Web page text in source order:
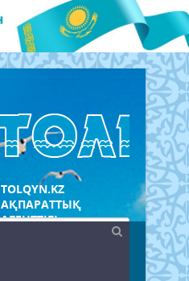
TOLQYN.KZ
АҚПАРАТТЫҚ
АГЕНТТІГІ